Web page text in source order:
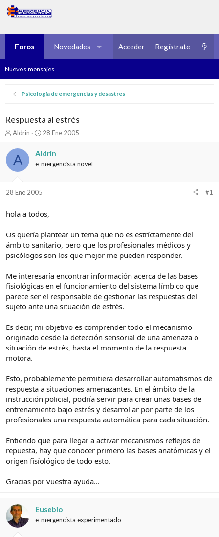
Foros Novedades Multimedia Recursos
Acceder Regístrate
Nuevos mensajes
Psicología de emergencias y desastres
Respuesta al estrés
I
i
c
i
o
d
t
e
m
Aldrin
F
h
a
i
o
28 Ene 2005
A Aldrin
e-mergencista novel
28 Ene 2005 #1
hola a todos,
Os quería plantear un tema que no es estríctamente del
ámbito sanitario, pero que los profesionales médicos y
psicólogos son los que mejor me pueden responder.
Me interesaría encontrar información acerca de las bases
fisiológicas en el funcionamiento del sistema límbico que
parece ser el responsable de gestionar las respuestas del
sujeto ante una situación de estrés.
Es decir, mi objetivo es comprender todo el mecanismo
originado desde la detección sensorial de una amenaza o
situación de estrés, hasta el momento de la respuesta
motora.
Esto, probablemente permitiera desarrollar automatismos de
respuesta a situaciones amenazantes. En el ámbito de la
instrucción policial, podría servir para crear unas bases de
entrenamiento bajo estrés y desarrollar por parte de los
profesionales una respuesta automática para cada situación.
Entiendo que para llegar a activar mecanismos reflejos de
repuesta, hay que conocer primero las bases anatómicas y el
origen fisíológico de todo esto.
Gracias por vuestra ayuda...
Eusebio
e-mergencista experimentado